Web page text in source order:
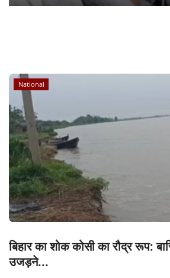
National
बिहार का शोक ​कोसी का रौद्र रूप:
उजड़ने...